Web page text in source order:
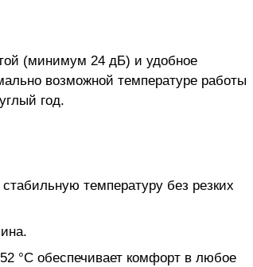
(минимум 24 дБ) и удобное
возможной температуре работы
год.
температуру без резких
°C обеспечивает комфорт в любое